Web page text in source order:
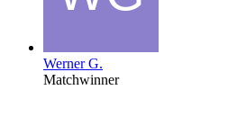
Werner G.
Matchwinner